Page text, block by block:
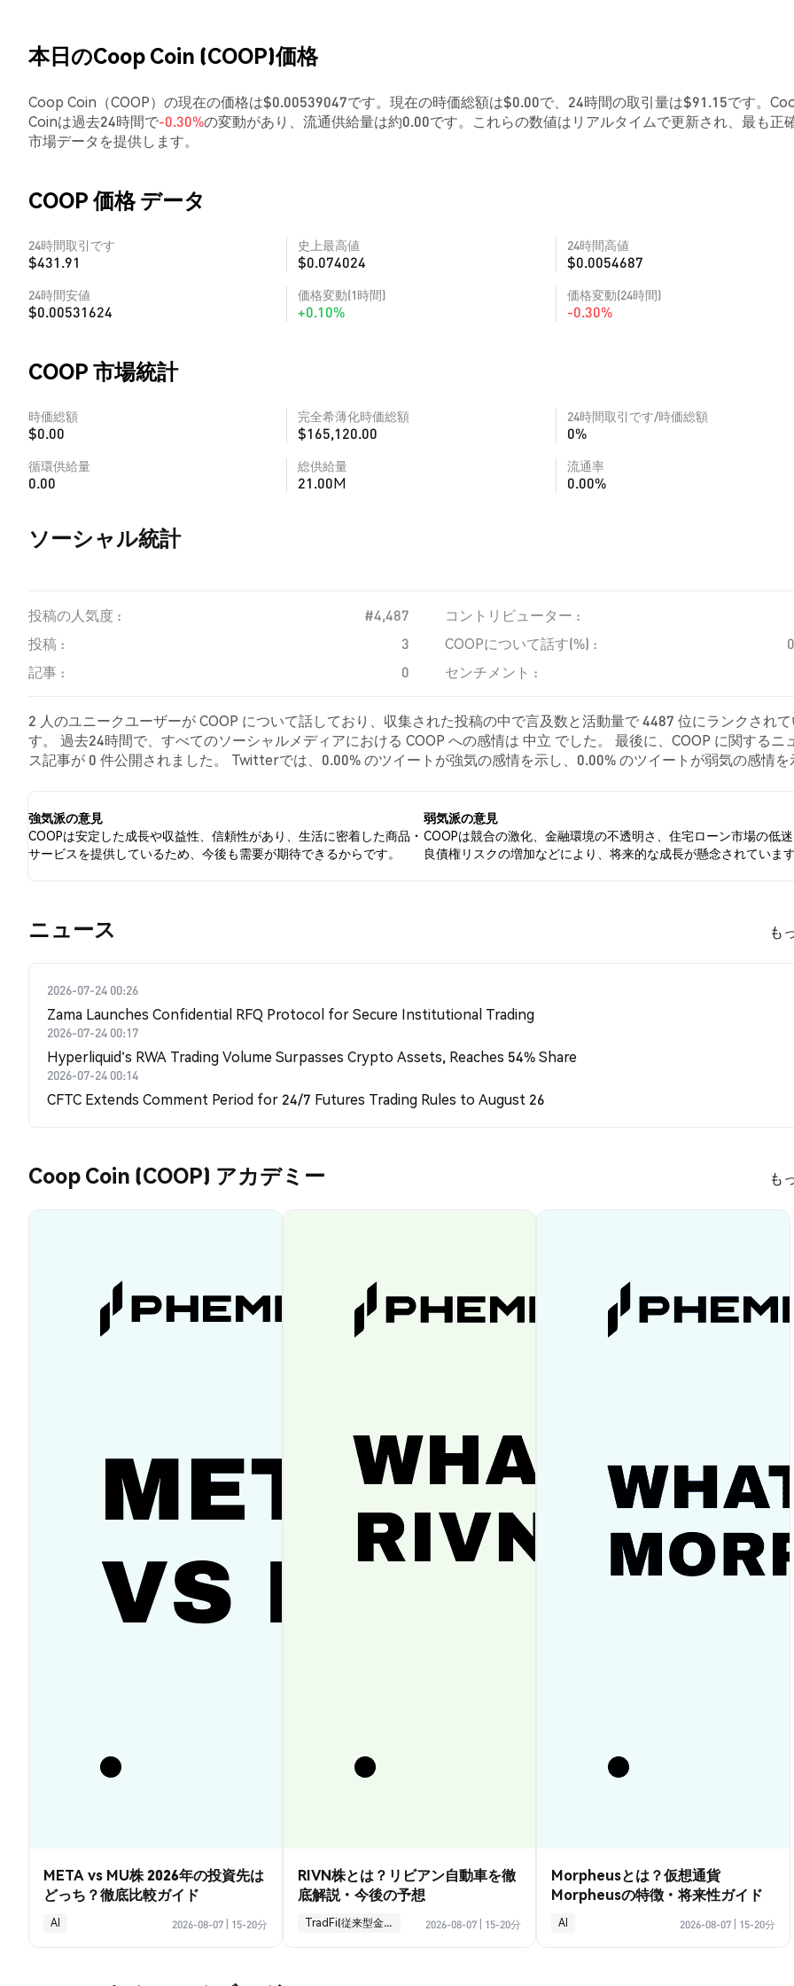
本日のCoop Coin (COOP)価格
Coop Coin（COOP）の現在の価格は$0.00539047です。現在の時価総額は$0.00で、24時間の取引量は$91.15です。
Coinは過去24時間で-0.30%の変動があり、流通供給量は約0.00です。これらの数値はリアルタイムで更新され、最も正
市場データを提供します。
COOP 価格 データ
24時間取引です
$431.91
史上最高値
$0.074024
24時間高値
$0.0054687
24時間安値
$0.00531624
価格変動(1時間)
+0.10%
価格変動(24時間)
-0.30%
COOP 市場統計
時価総額
$0.00
完全希薄化時価総額
$165,120.00
24時間取引です/時価総額
0%
循環供給量
0.00
総供給量
21.00M
流通率
0.00%
ソーシャル統計
投稿の人気度 : #4,487 コントリビューター :
投稿 :
3 COOPについて話す(%) :
記事 :
0 センチメント :
2 人のユニークユーザーが COOP について話しており、収集された投稿の中で言及数と活動量で 4487 位にランクされて
す。 過去24時間で、すべてのソーシャルメディアにおける COOP への感情は 中立 でした。 最後に、COOP に関するニ
ス記事が 0 件公開されました。 Twitterでは、0.00% のツイートが強気の感情を示し、0.00% のツイートが弱気の感情を
強気派の意見
COOPは安定した成長や収益性、信頼性があり、生活に密着した商品・
サービスを提供しているため、今後も需要が期待できるからです。
弱気派の意見
COOPは競合の激化、金融環境の不透明さ、住宅ローン市場の低
良債権リスクの増加などにより、将来的な成長が懸念されています
​​ニュース​​ も
2026-07-24 00:26
Zama Launches Confidential RFQ Protocol for Secure Institutional Trading
2026-07-24 00:17
Hyperliquid's RWA Trading Volume Surpasses Crypto Assets, Reaches 54% Share
2026-07-24 00:14
CFTC Extends Comment Period for 24/7 Futures Trading Rules to August 26
Coop Coin (COOP) アカデミー も
META vs MU株 2026年の投資先は
どっち？徹底比較ガイド
AI 2026-08-07 15-20分
RIVN株とは？リビアン自動車を徹
底解説・今後の予想
TradFi(従来型金融) 2026-08-07 15-20分
Morpheusとは？仮想通貨
Morpheusの特徴・将来性ガイド
AI 2026-08-07 15-20分